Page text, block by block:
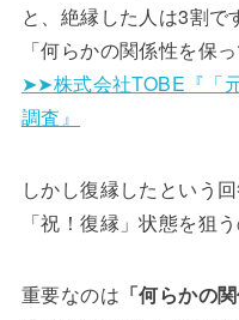
と、絶縁した人は3割で
「何らかの関係性を保
➤➤株式会社TOBE『「
調査』
しかし復縁したという
「祝！復縁」状態を狙
重要なのは 「何らかの